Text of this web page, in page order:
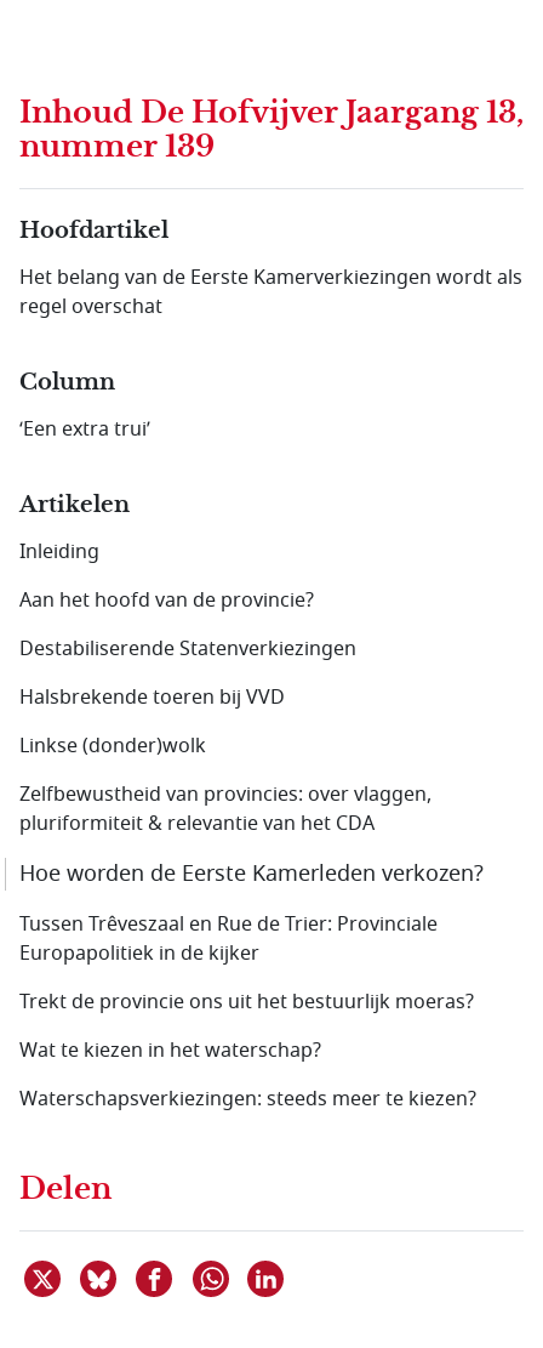
Inhoud De Hofvijver Jaargang 13,
nummer 139
Hoofdartikel
Het belang van de Eerste Kamerverkiezingen wordt als
regel overschat
Column
‘Een extra trui’
Artikelen
Inleiding
Aan het hoofd van de provincie?
Destabiliserende Statenverkiezingen
Halsbrekende toeren bij VVD
Linkse (donder)wolk
Zelfbewustheid van provincies: over vlaggen,
pluriformiteit & relevantie van het CDA
Hoe worden de Eerste Kamerleden verkozen?
Tussen Trêveszaal en Rue de Trier: Provinciale
Europapolitiek in de kijker
Trekt de provincie ons uit het bestuurlijk moeras?
Wat te kiezen in het waterschap?
Waterschapsverkiezingen: steeds meer te kiezen?
Delen
Deel dit item op X
Deel dit item op Bluesky
Deel dit item op Facebook
Delen via WhatsApp